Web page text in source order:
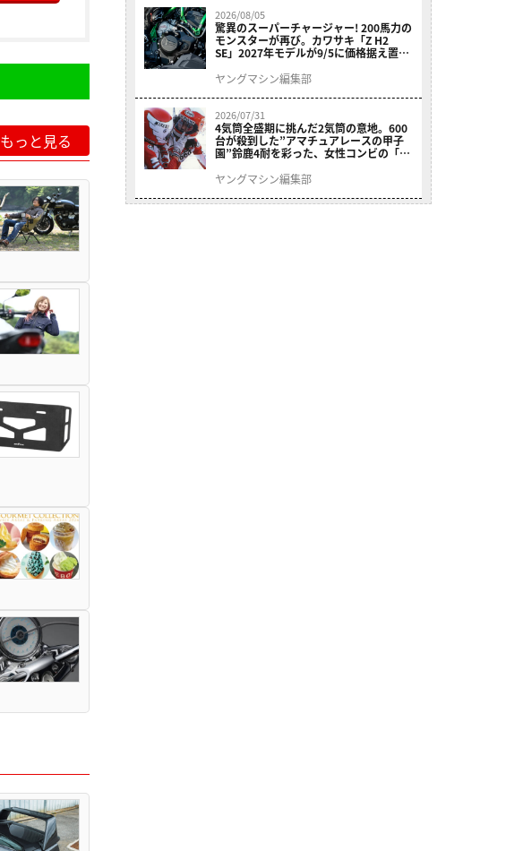
もっと見る
2026/08/05
驚異のスーパーチャージャー! 200馬力の
モンスターが再び。カワサキ「Z H2
SE」2027年モデルが9/5に価格据え置き
ヤングマシン編集部
2026/07/31
4気筒全盛期に挑んだ2気筒の意地。600
台が殺到した”アマチュアレースの甲子
園”鈴鹿4耐を彩った、女性コンビの「ス
ヤングマシン編集部